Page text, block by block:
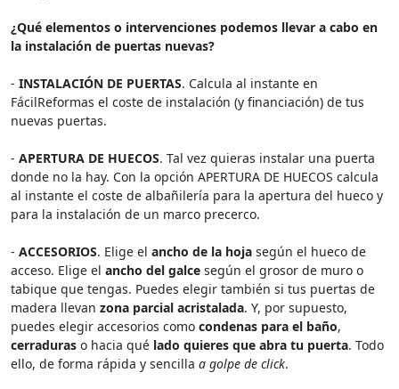
¿Qué elementos o intervenciones podemos llevar a cabo en
la instalación de puertas nuevas?
- INSTALACIÓN DE PUERTAS. Calcula al instante en
FácilReformas el coste de instalación (y financiación) de tus
nuevas puertas.
- APERTURA DE HUECOS. Tal vez quieras instalar una puerta
donde no la hay. Con la opción APERTURA DE HUECOS calcula
al instante el coste de albañilería para la apertura del hueco y
para la instalación de un marco precerco.
- ACCESORIOS. Elige el ancho de la hoja según el hueco de
acceso. Elige el ancho del galce según el grosor de muro o
tabique que tengas. Puedes elegir también si tus puertas de
madera llevan zona parcial acristalada. Y, por supuesto,
puedes elegir accesorios como condenas para el baño,
cerraduras o hacia qué lado quieres que abra tu puerta. Todo
ello, de forma rápida y sencilla a golpe de click.